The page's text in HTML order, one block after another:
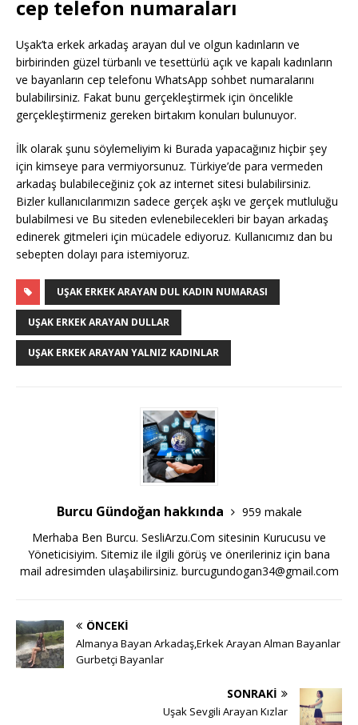
cep telefon numaraları
Uşak’ta erkek arkadaş arayan dul ve olgun kadınların ve
birbirinden güzel türbanlı ve tesettürlü açık ve kapalı kadınların
ve bayanların cep telefonu WhatsApp sohbet numaralarını
bulabilirsiniz. Fakat bunu gerçekleştirmek için öncelikle
gerçekleştirmeniz gereken birtakım konuları bulunuyor.
İlk olarak şunu söylemeliyim ki Burada yapacağınız hiçbir şey
için kimseye para vermiyorsunuz. Türkiye’de para vermeden
arkadaş bulabileceğiniz çok az internet sitesi bulabilirsiniz.
Bizler kullanıcılarımızın sadece gerçek aşkı ve gerçek mutluluğu
bulabilmesi ve Bu siteden evlenebilecekleri bir bayan arkadaş
edinerek gitmeleri için mücadele ediyoruz. Kullanıcımız dan bu
sebepten dolayı para istemiyoruz.
UŞAK ERKEK ARAYAN DUL KADIN NUMARASI
UŞAK ERKEK ARAYAN DULLAR
UŞAK ERKEK ARAYAN YALNIZ KADINLAR
Burcu Gündoğan hakkında
959 makale
Merhaba Ben Burcu. SesliArzu.Com sitesinin Kurucusu ve
Yöneticisiyim. Sitemiz ile ilgili görüş ve önerileriniz için bana
mail adresimden ulaşabilirsiniz. burcugundogan34@gmail.com
ÖNCEKI
Almanya Bayan Arkadaş,Erkek Arayan Alman Bayanlar
Gurbetçi Bayanlar
SONRAKI
Uşak Sevgili Arayan Kızlar